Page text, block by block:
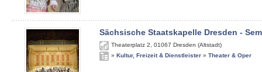
Sächsische Staatskapelle Dresden -
Theaterplatz 2 01067 Dresden (Altstadt)
» Kultur, Freizeit & Dienstleister » Theater & Oper